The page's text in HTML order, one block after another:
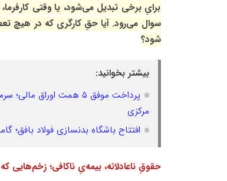
برایِ برخی تبدیل می‌شود، یا وقتی کارفرما،
سوال می‌رود. آیا حقِ کارگری که در هیچ
شود؟
بیشتر بخوانید:
مرکزی
افتتاح باشگاه بدنسازی فولاد بافق؛
حقوقِ ناعادلانه، بیمه‌یِ ناکافی؛ زخم‌هایی